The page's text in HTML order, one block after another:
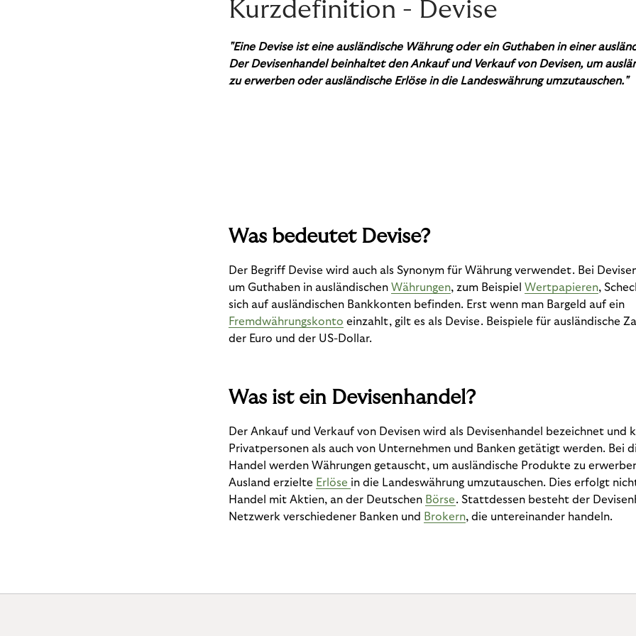
Kurzdefinition - Devise
"Eine Devise ist eine ausländische Währung oder ein Guthaben in einer
Der Devisenhandel beinhaltet den Ankauf und Verkauf von Devisen, um
zu erwerben oder ausländische Erlöse in die Landeswährung umzutauschen."
Was bedeutet Devise?
Der Begriff Devise wird auch als Synonym für Währung verwendet. Bei
um Guthaben in ausländischen Währungen, zum Beispiel Wertpapieren,
sich auf ausländischen Bankkonten befinden. Erst wenn man Bargeld auf ein
Fremdwährungskonto einzahlt, gilt es als Devise. Beispiele für ausländische
der Euro und der US-Dollar.
Was ist ein Devisenhandel?
Der Ankauf und Verkauf von Devisen wird als Devisenhandel bezeichnet und
Privatpersonen als auch von Unternehmen und Banken getätigt werden. Bei
Handel werden Währungen getauscht, um ausländische Produkte zu
Ausland erzielte Erlöse in die Landeswährung umzutauschen. Dies erfolgt
Handel mit Aktien, an der Deutschen Börse. Stattdessen besteht der
Netzwerk verschiedener Banken und Brokern, die untereinander handeln.